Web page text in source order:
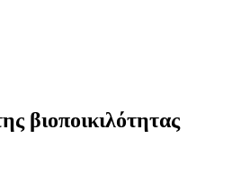
βιοποικιλότητας